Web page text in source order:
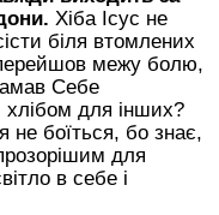
Хіба Ісус не
біля втомлених
перейшов межу болю,
Себе
для інших?
боїться, бо знає,
для
в себе і